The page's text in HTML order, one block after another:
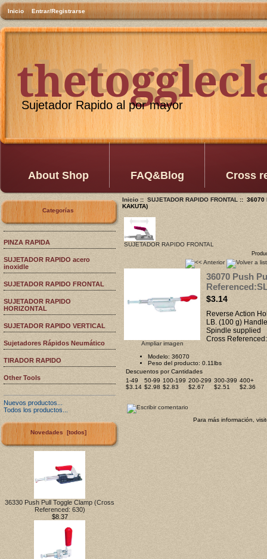
Inicio Entrar/Registrarse
Sujetador Rapido al por mayor
About Shop FAQ&Blog Cross
Categorías
PINZA RAPIDA
SUJETADOR RAPIDO acero
inoxidle
SUJETADOR RAPIDO FRONTAL
SUJETADOR RAPIDO
HORIZONTAL
SUJETADOR RAPIDO VERTICAL
Sujetadores Rápidos Neumático
TIRADOR RAPIDO
Other Tools
Nuevos productos...
Todos los productos...
Novedades [todos]
36330 Push Pull Toggle Clamp (Cross
Referenced: 630)
$8.37
Inicio:: SUJETADOR RAPIDO FRONTAL:: 36070
KAKUTA)
SUJETADOR RAPIDO FRONTAL
Ampliar imagen
36070 Push
$3.14
Reverse Action
LB. (100 g)
Spindle supplied
Cross
Modelo: 36070
Peso del producto: 0.11lbs
Descuentos por Cantidades
1-49
$3.14
50-99
$2.98
100-199
$2.83
200-299
$2.67
300-399
$2.51
400+
$2.36
Para más información,